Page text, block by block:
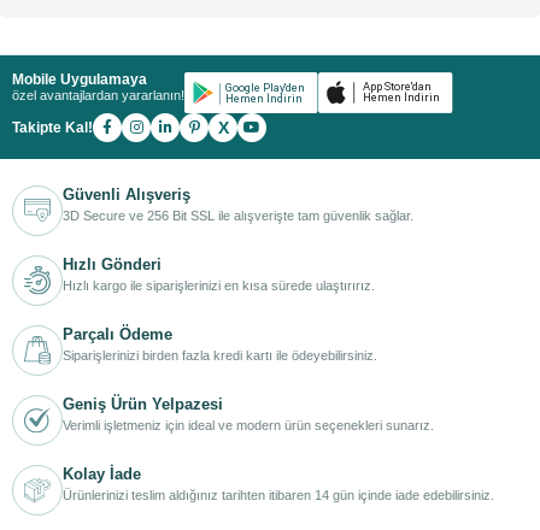
Mobile Uygulamaya
özel avantajlardan yararlanın!
Takipte Kal! X
Güvenli Alışveriş
3D Secure ve 256 Bit SSL ile alışverişte tam güvenlik sağlar.
Hızlı Gönderi
Hızlı kargo ile siparişlerinizi en kısa sürede ulaştırırız.
Parçalı Ödeme
Siparişlerinizi birden fazla kredi kartı ile ödeyebilirsiniz.
Geniş Ürün Yelpazesi
Verimli işletmeniz için ideal ve modern ürün seçenekleri sunarız.
Kolay İade
Ürünlerinizi teslim aldığınız tarihten itibaren 14 gün içinde iade edebilirsiniz.